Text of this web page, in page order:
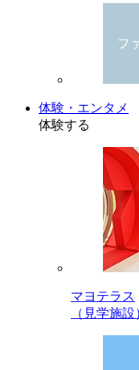
体験・エンタメ
体験する
マヨテラス
（見学施設